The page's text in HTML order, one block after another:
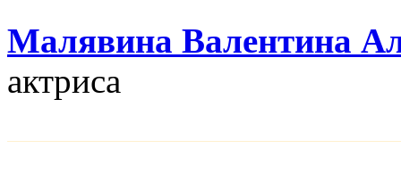
Малявина Валентина
актриса